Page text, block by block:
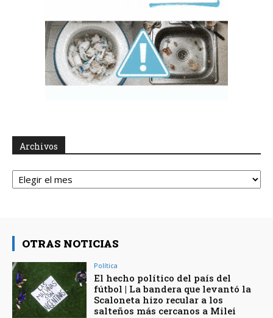
Archivos
Archivos
OTRAS NOTICIAS
Política
El hecho político del país del
fútbol | La bandera que levantó la
Scaloneta hizo recular a los
salteños más cercanos a Milei